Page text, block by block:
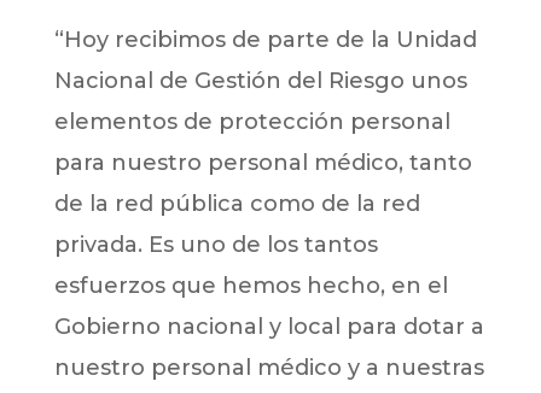
“Hoy recibimos de parte de la Unidad
Nacional de Gestión del Riesgo unos
elementos de protección personal
para nuestro personal médico, tanto
de la red pública como de la red
privada. Es uno de los tantos
esfuerzos que hemos hecho, en el
Gobierno nacional y local para dotar a
nuestro personal médico y a nuestras